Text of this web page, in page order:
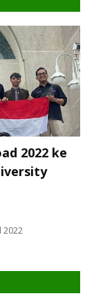
2022 ke
2022